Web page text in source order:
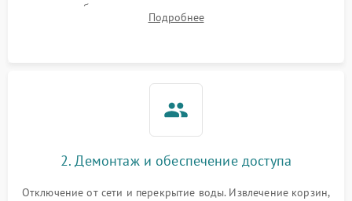
жалоб на отсутствие слива, нагрева, вращения
разбрызгивателей или срабатывание системы защиты
Подробнее
2. Демонтаж и обеспечение доступа
Отключение от сети и перекрытие воды. Извлечение корзин,